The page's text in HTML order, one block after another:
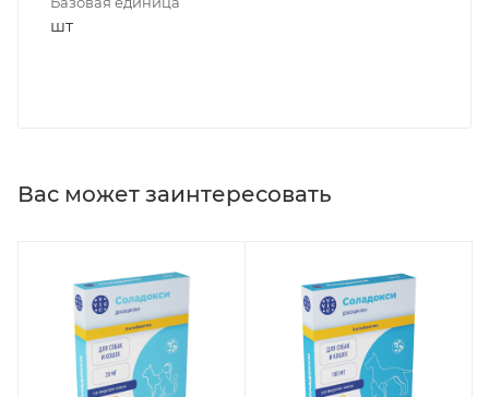
шт
Вас может заинтересовать